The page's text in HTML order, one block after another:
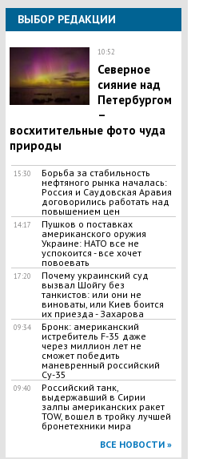
ВЫБОР РЕДАКЦИИ
10:52
Северное
сияние над
Петербургом
–
восхитительные фото чуда
природы
15:30
Борьба за стабильность
нефтяного рынка началась:
Россия и Саудовская Аравия
договорились работать над
повышением цен
14:17
Пушков о поставках
американского оружия
Украине: НАТО все не
успокоится - все хочет
повоевать
17:20
Почему украинский суд
вызвал Шойгу без
танкистов: или они не
виноваты, или Киев боится
их приезда - Захарова
09:34
Бронк: американский
истребитель F-35 даже
через миллион лет не
сможет победить
маневренный российский
Су-35
09:40
Российский танк,
выдержавший в Сирии
залпы американских ракет
TOW, вошел в тройку лучшей
бронетехники мира
ВСЕ НОВОСТИ »